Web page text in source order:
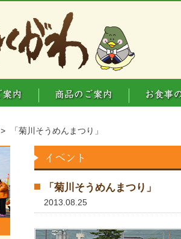
> 「菊川そうめんまつり」
「菊川そうめんまつり」
2013.08.25